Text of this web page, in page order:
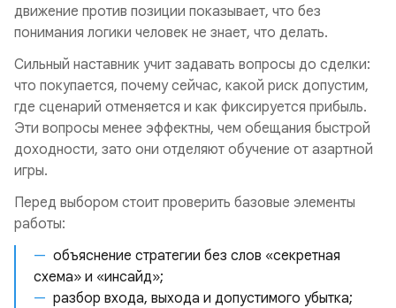
движение против позиции показывает, что без
понимания логики человек не знает, что делать.
Сильный наставник учит задавать вопросы до сделки:
что покупается, почему сейчас, какой риск допустим,
где сценарий отменяется и как фиксируется прибыль.
Эти вопросы менее эффектны, чем обещания быстрой
доходности, зато они отделяют обучение от азартной
игры.
Перед выбором стоит проверить базовые элементы
работы:
объяснение стратегии без слов «секретная
схема» и «инсайд»;
разбор входа, выхода и допустимого убытка;